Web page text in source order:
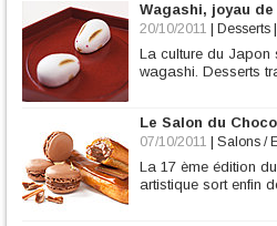
Wagashi, joyau
20/10/2011 Desserts
La culture du Japon
wagashi. Desserts
Le Salon du
07/10/2011 Salons /
La 17 ème édition
artistique sort enfin